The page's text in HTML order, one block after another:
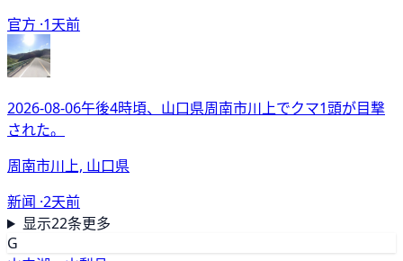
官方 ·1天前
2026-08-06午後4時頃、山口県周南市川上でクマ1頭が目撃
された。
周南市川上, 山口県
新闻 ·2天前
显示22条更多
G